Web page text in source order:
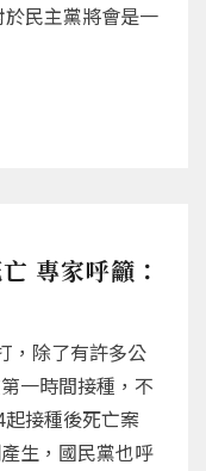
民主黨將會是一
專家呼籲：
，除了有許多公
一時間接種，不
接種後死亡案
生，國民黨也呼